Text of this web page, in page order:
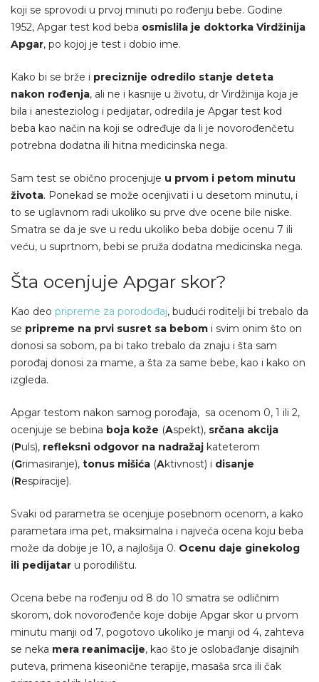
koji se sprovodi u prvoj minuti po rođenju bebe. Godine
1952, Apgar test kod beba osmislila je doktorka Virdžinija
Apgar, po kojoj je test i dobio ime.
Kako bi se brže i preciznije odredilo stanje deteta
nakon rođenja, ali ne i kasnije u životu, dr Virdžinija koja je
bila i anesteziolog i pedijatar, odredila je Apgar test kod
beba kao način na koji se određuje da li je novorođenčetu
potrebna dodatna ili hitna medicinska nega.
Sam test se obično procenjuje u prvom i petom minutu
života. Ponekad se može ocenjivati i u desetom minutu, i
to se uglavnom radi ukoliko su prve dve ocene bile niske.
Smatra se da je sve u redu ukoliko beba dobije ocenu 7 ili
veću, u suprtnom, bebi se pruža dodatna medicinska nega.
Šta ocenjuje Apgar skor?
Kao deo pripreme za porodođaj, budući roditelji bi trebalo da
se pripreme na prvi susret sa bebom i svim onim što on
donosi sa sobom, pa bi tako trebalo da znaju i šta sam
porođaj donosi za mame, a šta za same bebe, kao i kako on
izgleda.
Apgar testom nakon samog porođaja, sa ocenom 0, 1 ili 2,
ocenjuje se bebina boja kože (Aspekt), srčana akcija
(Puls), refleksni odgovor na nadražaj kateterom
(Grimasiranje), tonus mišića (Aktivnost) i disanje
(Respiracije).
Svaki od parametra se ocenjuje posebnom ocenom, a kako
parametara ima pet, maksimalna i najveća ocena koju beba
može da dobije je 10, a najlošija 0. Ocenu daje ginekolog
ili pedijatar u porodilištu.
Ocena bebe na rođenju od 8 do 10 smatra se odličnim
skorom, dok novorođenče koje dobije Apgar skor u prvom
minutu manji od 7, pogotovo ukoliko je manji od 4, zahteva
se neka mera reanimacije, kao što je oslobađanje disajnih
puteva, primena kiseonične terapije, masaša srca ili čak